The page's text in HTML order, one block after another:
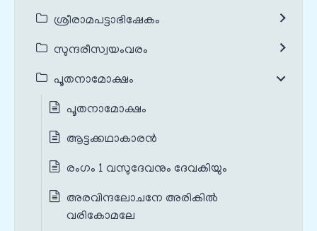
ശ്രീരാമപട്ടാഭിഷേകം
സുന്ദരീസ്വയംവരം
പൂതനാമോക്ഷം
പൂതനാമോക്ഷം
ആട്ടക്കഥാകാരൻ
രംഗം 1 വസുദേവനും ദേവകിയും
അരവിന്ദലോചനേ അരികിൽ
വരികോമലേ